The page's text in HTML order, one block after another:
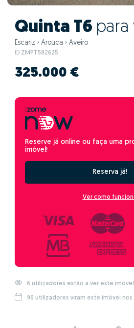
Quinta T6 para
Escariz › Arouca › Aveiro
ID ZMPT582625
325.000 €
Reserve já online ou faça uma
imóvel!
Reserva já!
Ver como
6 utilizadores estão a ver este
96 utilizadores viram este imóvel nos